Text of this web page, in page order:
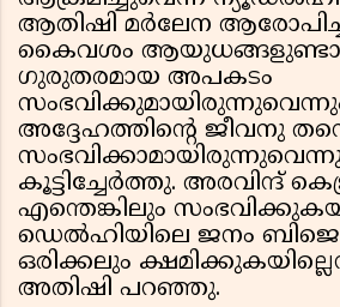
ആതിഷി മർലേന
കൈവശം
ഗുരുതരമായ അപകടം
അദ്ദേഹത്തിന്റെ ജീവനു
കൂട്ടിച്ചേർത്തു. അരവിന്ദ്
എന്തെങ്കിലും
ഡെൽഹിയിലെ ജനം
ഒരിക്കലും
അതിഷി പറഞ്ഞു.